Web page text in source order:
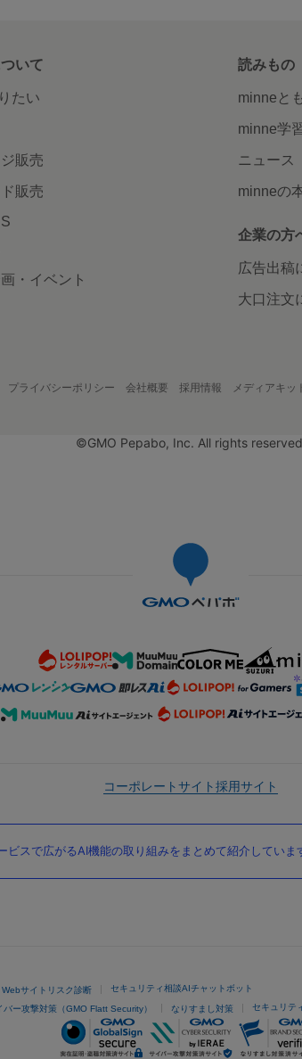
いて
たい
販売
販売
・イベント
読みもの
minneと
minne学
ニュース
minneの
企業の方
広告出稿
大口注文
プライバシーポリシー 会社概要 採用情報 メディアキッ
©GMO Pepabo, Inc. All rights
コーポレートサイト採用サイト
スで広がるAI機能の取り組みをまとめて紹介していま
Webサイトリスク診断 セキュリティ相談AIチャットボット
バー攻撃対策（GMO Flatt Security） なりすまし対策 セキュリテ